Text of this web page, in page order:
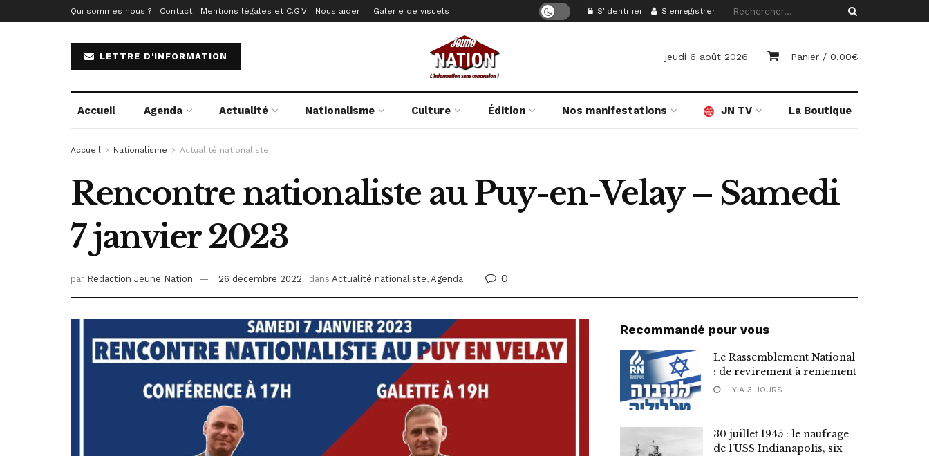
Qui sommes nous ? Contact Mentions légales et C.G.V Nous aider ! Galerie de visuels S'identifier S'enregistrer
LETTRE D'INFORMATION jeudi 6 août 2026 Panier / 0,00€
Accueil Agenda Actualité Nationalisme Culture Édition Nos manifestations JN TV La Boutique
Accueil Nationalisme Actualité nationaliste
Rencontre nationaliste au Puy-en-Velay – Samedi
7 janvier 2023
par Redaction Jeune Nation 26 décembre 2022 dans Actualité nationaliste, Agenda 0
Recommandé pour vous
Le Rassemblement National
: de revirement à reniement
IL Y A 3 JOURS
30 juillet 1945 : le naufrage
de l’USS Indianapolis, six